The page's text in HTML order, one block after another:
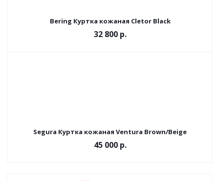
Bering Куртка кожаная Cletor Black
32 800 р.
Segura Куртка кожаная Ventura Brown/Beige
45 000 р.